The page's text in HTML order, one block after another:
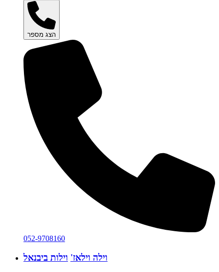
הצג מספר
052-9708160
וילה וילאז' וילות ביבנאל